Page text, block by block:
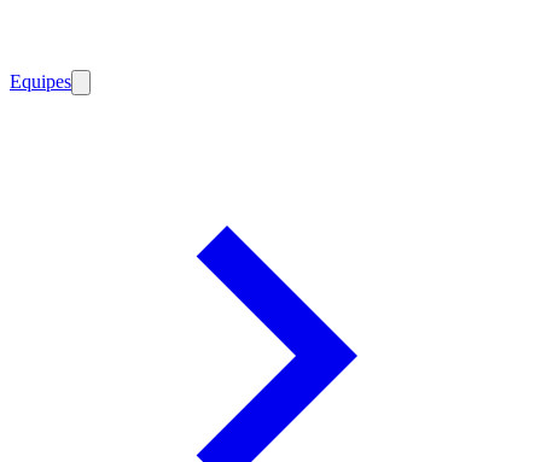
Equipes